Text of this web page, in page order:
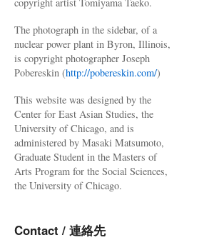
The photograph in the sidebar, of a
nuclear power plant in Byron, Illinois,
is copyright photographer Joseph
Pobereskin (http://pobereskin.com/)
This website was designed by the
Center for East Asian Studies, the
University of Chicago, and is
administered by Masaki Matsumoto,
Graduate Student in the Masters of
Arts Program for the Social Sciences,
the University of Chicago.
Contact / 連絡先